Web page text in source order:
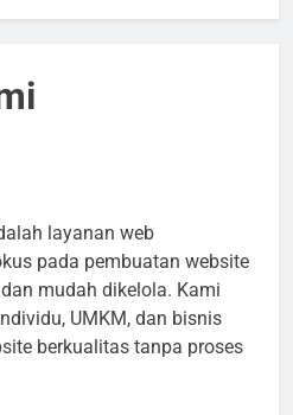
layanan web
pada pembuatan website
mudah dikelola. Kami
UMKM, dan bisnis
berkualitas tanpa proses